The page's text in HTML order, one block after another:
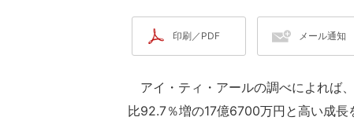
印刷／PDF メール通知
アイ・ティ・アールの調べによれば
比92.7％増の17億6700万円と高い成長